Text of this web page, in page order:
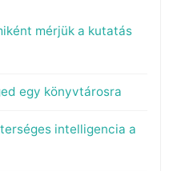
mérjük a kutatás
egy könyvtárosra
intelligencia a